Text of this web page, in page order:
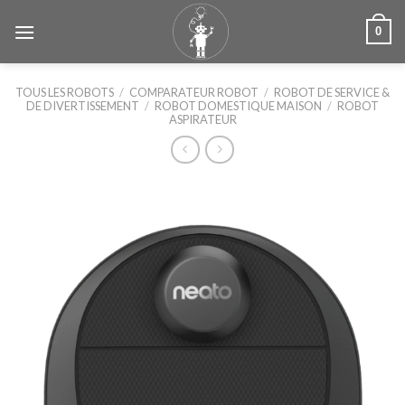
0
TOUS LES ROBOTS / COMPARATEUR ROBOT / ROBOT DE SERVICE &
DE DIVERTISSEMENT / ROBOT DOMESTIQUE MAISON / ROBOT
ASPIRATEUR